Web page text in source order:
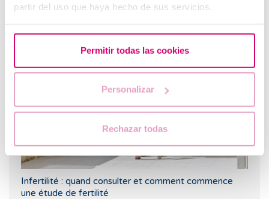
partir del uso que haya hecho de sus servicios.
Permitir todas las cookies
Personalizar
Rechazar todas
Infertilité : quand consulter et comment commence
une étude de fertilité